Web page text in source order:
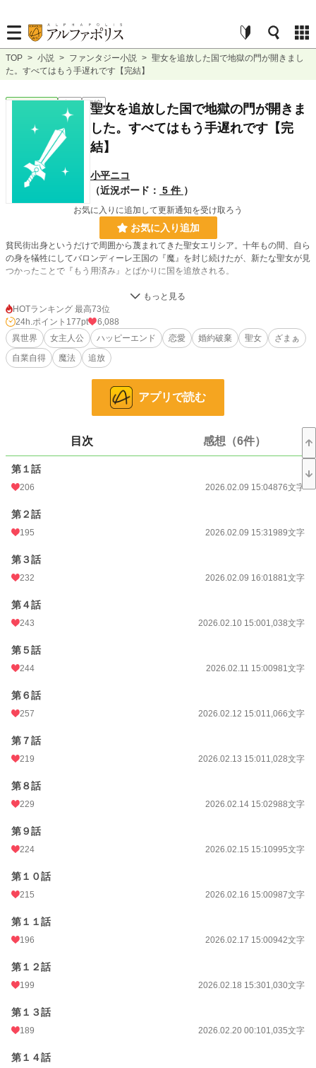
TOP > 小説 > ファンタジー小説 > 聖女を追放した国で地獄の門が開きまし
た。すべてはもう手遅れです【完結】
ファンタジー 完結 短編
聖女を追放した国で地獄の門が開きま
した。すべてはもう手遅れです【完
結】
小平ニコ
（近況ボード： 5 件 ）
お気に入りに追加して更新通知を受け取ろう
お気に入り追加
貧民街出身というだけで周囲から蔑まれてきた聖女エリシア。十年もの間、自ら
の身を犠牲にしてバロンディーレ王国の『魔』を封じ続けたが、新たな聖女が見
つかったことで『もう用済み』とばかりに国を追放される。
全てを失ったエリシアだったが、隣国の若き王フェルディナントと出会い、彼に
これまでの苦労を認められて救われた気持ちになる。その頃、新しい聖女の力で
は『魔』を封じきれないことに気づいたバロンディーレ王国の者たちが、大慌て
でエリシアを連れ戻そうとしていた。
窮地に陥ってなお、傲慢な態度を見せるバロンディーレの者たちにエリシアは短
ファンタジー 1,608 位 / 53,301 件
文字数
更新日時
初回公開日時
初回完結日時
週間ポイント
月間ポイント
累計ポイント
HOTランキング 最高73位
24h.ポイント 177pt
6,088
異世界
女主人公 ハッピーエンド 恋愛 婚約破棄 聖女
ざまぁ
自業自得
魔法 追放
アプリで読む
目次 感想（6件）
第１話
206 2026.02.09 15:04876文字
第２話
195 2026.02.09 15:31989文字
第３話
232 2026.02.09 16:01881文字
第４話
243 2026.02.10 15:001,038文字
第５話
244 2026.02.11 15:00981文字
第６話
257 2026.02.12 15:011,066文字
第７話
219 2026.02.13 15:011,028文字
第８話
229 2026.02.14 15:02988文字
第９話
224 2026.02.15 15:10995文字
第１０話
215 2026.02.16 15:00987文字
第１１話
196 2026.02.17 15:00942文字
第１２話
199 2026.02.18 15:301,030文字
第１３話
189 2026.02.20 00:101,035文字
第１４話